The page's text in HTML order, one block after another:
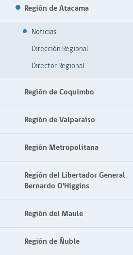
Región de Atacama
Noticias
Dirección Regional
Director Regional
Región de Coquimbo
Región de Valparaíso
Región Metropolitana
Región del Libertador General
Bernardo O'Higgins
Región del Maule
Región de Ñuble